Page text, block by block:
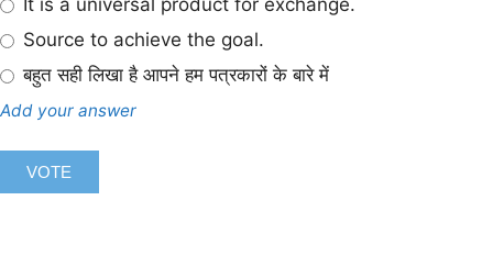
Source to achieve the goal.
बहुत सही लिखा है आपने हम पत्रकारों के बारे में
Add your answer